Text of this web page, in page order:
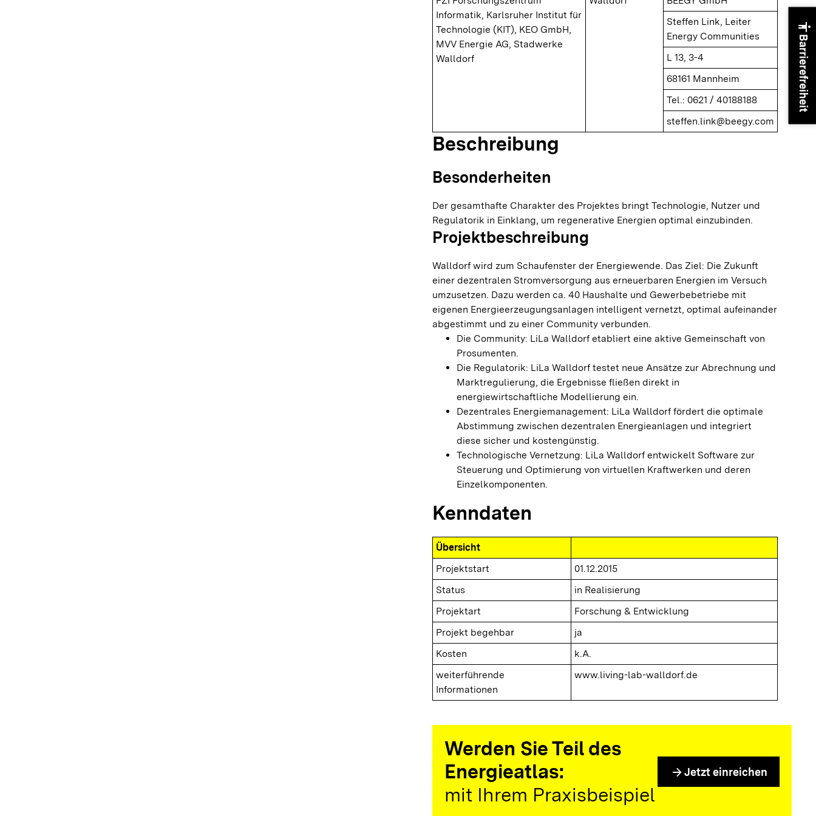
Informatik, Karlsruher Institut für
Technologie (KIT), KEO GmbH,
MVV Energie AG, Stadwerke
Walldorf
Steffen Link, Leiter
Energy Communities
L 13, 3-4
68161 Mannheim
Tel.: 0621 / 40188188
steffen.link@beegy.com
Beschreibung
Besonderheiten
Der gesamthafte Charakter des Projektes bringt Technologie, Nutzer und
Regulatorik in Einklang, um regenerative Energien optimal einzubinden.
Projektbeschreibung
Walldorf wird zum Schaufenster der Energiewende. Das Ziel: Die Zukunft
einer dezentralen Stromversorgung aus erneuerbaren Energien im Versuch
umzusetzen. Dazu werden ca. 40 Haushalte und Gewerbebetriebe mit
eigenen Energieerzeugungsanlagen intelligent vernetzt, optimal aufeinander
abgestimmt und zu einer Community verbunden.
Die Community: LiLa Walldorf etabliert eine aktive Gemeinschaft von
Prosumenten.
Die Regulatorik: LiLa Walldorf testet neue Ansätze zur Abrechnung und
Marktregulierung, die Ergebnisse fließen direkt in
energiewirtschaftliche Modellierung ein.
Dezentrales Energiemanagement: LiLa Walldorf fördert die optimale
Abstimmung zwischen dezentralen Energieanlagen und integriert
diese sicher und kostengünstig.
Technologische Vernetzung: LiLa Walldorf entwickelt Software zur
Steuerung und Optimierung von virtuellen Kraftwerken und deren
Einzelkomponenten.
Kenndaten
Übersicht
Projektstart
01.12.2015
Status
in Realisierung
Projektart
Forschung & Entwicklung
Projekt begehbar
ja
Kosten
k.A.
weiterführende
Informationen
www.living-lab-walldorf.de
Werden Sie Teil des
Energieatlas:
mit Ihrem Praxisbeispiel
arrow_forward Jetzt einreichen
accessibility
Barrierefreiheit